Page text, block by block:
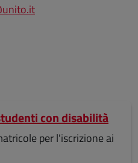
con disabilità
per l'iscrizione ai